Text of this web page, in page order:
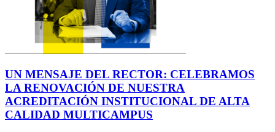
UN MENSAJE DEL RECTOR: CELEBRAMOS
LA RENOVACIÓN DE NUESTRA
ACREDITACIÓN INSTITUCIONAL DE ALTA
CALIDAD MULTICAMPUS